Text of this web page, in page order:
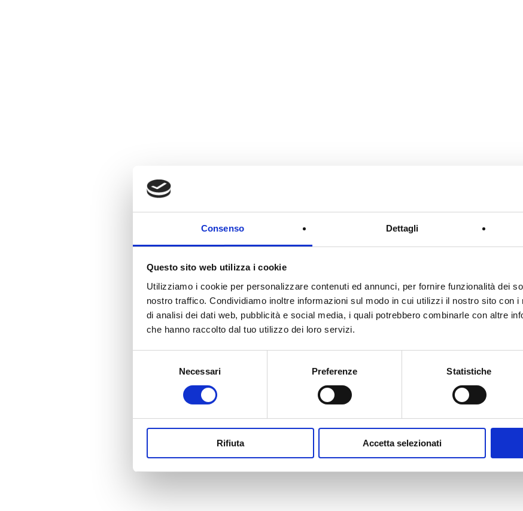
Consenso Dettagli
Questo sito web utilizza i cookie
Utilizziamo i cookie per personalizzare contenuti ed annunci, per fornire funzionalità dei
nostro traffico. Condividiamo inoltre informazioni sul modo in cui utilizzi il nostro sito con
di analisi dei dati web, pubblicità e social media, i quali potrebbero combinarle con altre
che hanno raccolto dal tuo utilizzo dei loro servizi.
Necessari Preferenze Statistiche
Rifiuta Accetta selezionati